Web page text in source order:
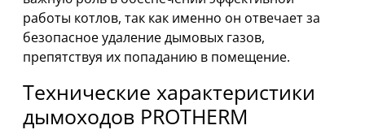
работы котлов, так как именно он отвечает за
безопасное удаление дымовых газов,
препятствуя их попаданию в помещение.
Технические характеристики
дымоходов PROTHERM